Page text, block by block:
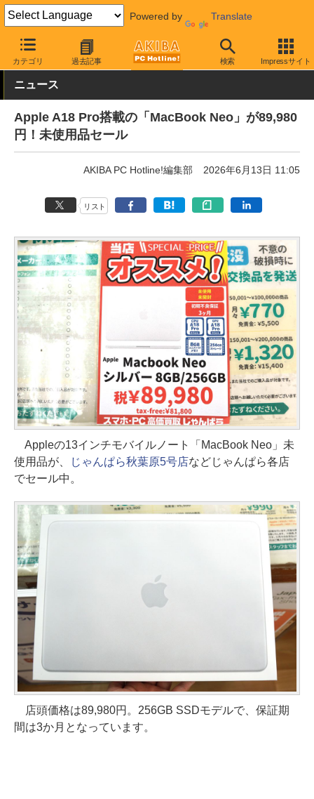
Powered by Translate
カテゴリ 過去記事 検索 Impressサイト
AKIBA PC Hotline! 秋葉原情報 価格情報 特価情報
ニュース
Apple A18 Pro搭載の「MacBook Neo」が89,980
円！未使用品セール
AKIBA PC Hotline!編集部 2026年6月13日 11:05
リスト
Appleの13インチモバイルノート「MacBook Neo」未
使用品が、
じゃんぱら秋葉原5号店などじゃんぱら各店
でセール中。
店頭価格は89,980円。256GB SSDモデルで、保証期
間は3か月となっています。